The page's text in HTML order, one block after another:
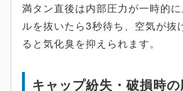
満タン直後は内部圧力が一時的
ルを抜いたら3秒待ち、空気が抜
ると気化臭を抑えられます。
キャップ紛失・破損時